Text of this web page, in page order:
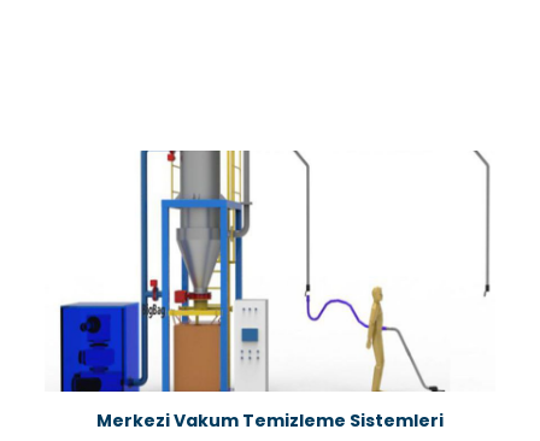
Merkezi Vakum Temizleme Sistemleri